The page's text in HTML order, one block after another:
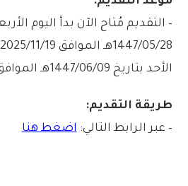
– التقديم مُتاح الآن بدأ اليوم
الأحد بتاريخ 1447/06/09هـ الموافق 2025/11/30م.
طريقة التقديم:
– عبر الرابط التالي: اضغط هنا